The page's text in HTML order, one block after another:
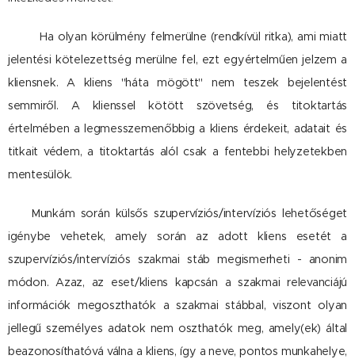
Ha olyan körülmény felmerülne (rendkívül ritka), ami miatt
jelentési kötelezettség merülne fel, ezt egyértelműen jelzem a
kliensnek. A kliens "háta mögött" nem teszek bejelentést
semmiről. A klienssel kötött szövetség, és titoktartás
értelmében a legmesszemenőbbig a kliens érdekeit, adatait és
titkait védem, a titoktartás alól csak a fentebbi helyzetekben
mentesülök.
Munkám során külsős szupervíziós/intervíziós lehetőséget
igénybe vehetek, amely során az adott kliens esetét a
szupervíziós/intervíziós szakmai stáb megismerheti - anonim
módon. Azaz, az eset/kliens kapcsán a szakmai relevanciájú
információk megoszthatók a szakmai stábbal, viszont olyan
jellegű személyes adatok nem oszthatók meg, amely(ek) által
beazonosíthatóvá válna a kliens, így a neve, pontos munkahelye,